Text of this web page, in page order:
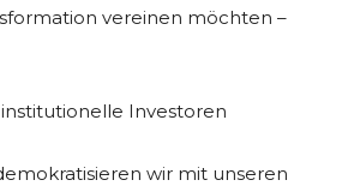
vereinen möchten –
Investoren
wir mit unseren